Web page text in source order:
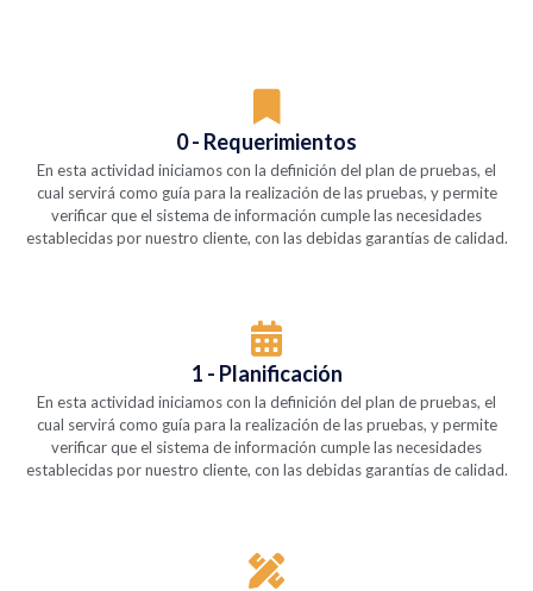
0 - Requerimientos
En esta actividad iniciamos con la definición del plan de pruebas, el
cual servirá como guía para la realización de las pruebas, y permite
verificar que el sistema de información cumple las necesidades
establecidas por nuestro cliente, con las debidas garantías de calidad.
1 - Planificación
En esta actividad iniciamos con la definición del plan de pruebas, el
cual servirá como guía para la realización de las pruebas, y permite
verificar que el sistema de información cumple las necesidades
establecidas por nuestro cliente, con las debidas garantías de calidad.